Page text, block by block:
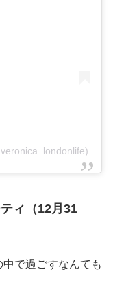
ィ（12月31
で過ごすなんても